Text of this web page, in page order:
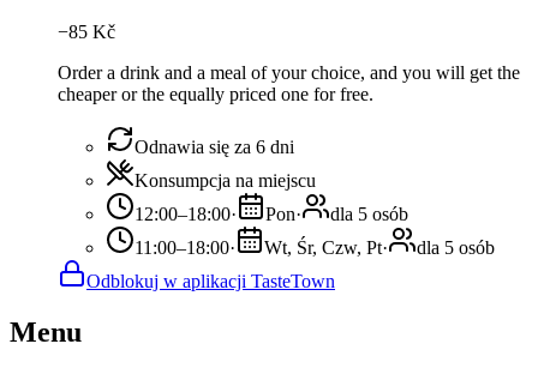
−85 Kč
Order a drink and a meal of your choice, and you will get the
cheaper or the equally priced one for free.
Odnawia się za 6 dni
Konsumpcja na miejscu
12:00–18:00· Pon·
dla 5 osób
11:00–18:00· Wt, Śr, Czw, Pt·
dla 5 osób
Odblokuj w aplikacji TasteTown
Menu